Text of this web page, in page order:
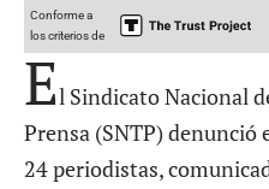
Conforme a
los criterios de
El Sindicato Nacional
Prensa (SNTP) denunció
24 periodistas,